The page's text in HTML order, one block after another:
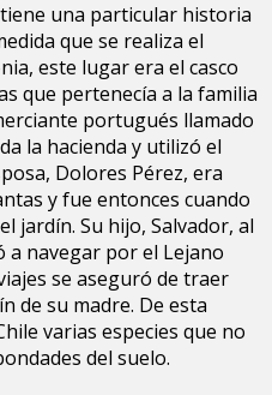
una particular historia
que se realiza el
este lugar era el casco
que pertenecía a la familia
portugués llamado
la hacienda y utilizó el
Dolores Pérez, era
y fue entonces cuando
jardín. Su hijo, Salvador, al
a navegar por el Lejano
se aseguró de traer
de su madre. De esta
varias especies que no
del suelo.